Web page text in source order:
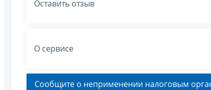
Оставить отзыв
О сервисе
Сообщите о неприменении налоговым